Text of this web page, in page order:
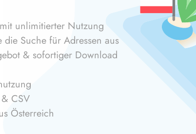
unlimitierter Nutzung
die Suche für Adressen aus
& sofortiger Download
CSV
Österreich